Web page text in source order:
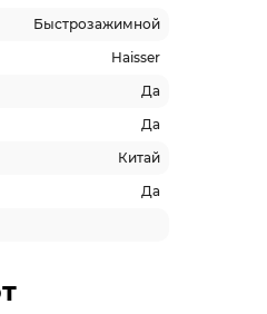
Быстрозажимной
Haisser
Да
Да
Китай
Да